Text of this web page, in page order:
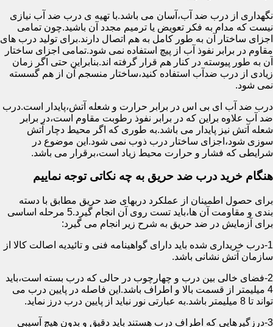
نگهداری از درب ضد آب،آسان می باشد.با تهیه ی درب ضد آب نیازی
نیست که مدام به فکر تعویض یا ترمیم مجدد آن باشید.چون تمامی
اجزای ساختار آن به طور کامل به هم اتصال دارند.برای تولید درب های
مقاوم در برابر نفوذ آب از پیچ استفاده نمی شود.تمامی اجزای ساختار
آن به طور پیوسته در کنار هم قرار گرفته اند.بنابراین حتی اگر زمان
زیادی از درب ضدآب استفاده کنید،ساختار منسجم آن از هم گسسته
نمی شود.
درب ضد آب ای بی اس در برابر حرارت و شعله آتش،پایدار است.درب
ضد آب علاوه براین که در برابر نفوذ رطوبت مقاوم است،در برابر
شعله آتش نیز پایدار می باشد.به طوری که اگر محیط دچار آتش
سوزی شود،اجزای ساختار درب ذوب نمی شود.این موضوع در
شرایطی که فشار و حرارت محیط زیاد است،برقرار می باشد.
هنگام خرید درب ضد حریق به چه نکاتی توجه نماییم
برای حصول اطمینان از عملکرد دربهای ضد حریق مطابق با دسته
بندی و مقاومت آن ها،باید تست روی آن انجام گیرد.5 مرحله اساسی
برای آزمایش در ضد حریق به شرح زیر انجام می گیرد:
1-درب خریداری شده باید دارای گواهینامه فنی و تائیدیه اصالت کالا از
سازمان آتش نشانی باشد.
2-فضای خالی بین درب و چهارچوب در حالی که درب بسته است،باید
4 میلیمتر از قسمت بالا و اطراف باشد.این فاصله در پایین درب می
تواند تا 8 میلیمتر باشد.به عبارتی نور نباید از پایین درب درز نماید.
3-درزگیرهایی که اطراف درب هستند باید دقیق و بدون هیچ آسیبی